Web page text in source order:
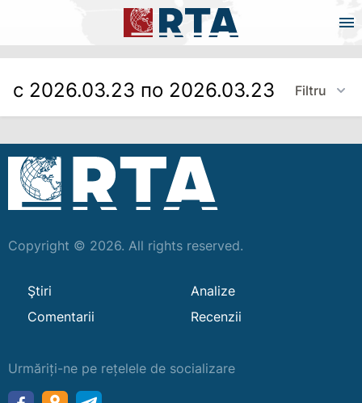
с 2026.03.23 по 2026.03.23 Filtru
Copyright © 2026. All rights reserved.
Ştiri
Analize
Comentarii
Recenzii
Urmăriți-ne pe rețelele de socializare